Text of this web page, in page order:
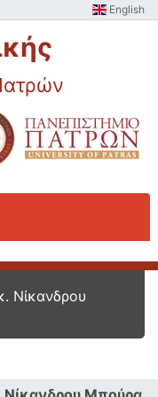
English
Νίκανδρου